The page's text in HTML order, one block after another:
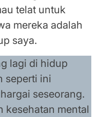
telat untuk
mereka adalah
saya.
lagi di hidup
seperti ini
seseorang.
kesehatan mental